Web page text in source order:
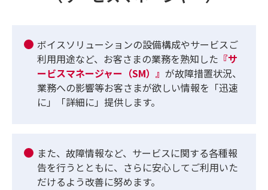
ボイスソリューションの設備構成やサービスご
利用用途など、お客さまの業務を熟知した 『サ
ービスマネージャー（SM）』 が故障措置状況、
業務への影響等お客さまが欲しい情報を「迅速
に」「詳細に」提供します。
また、故障情報など、サービスに関する各種報
告を行うとともに、さらに安心してご利用いた
だけるよう改善に努めます。